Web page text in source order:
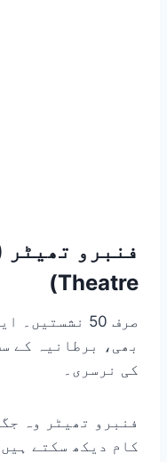
Theatre)
صرف 50
بھی، برطانیہ کے
کی نرسری۔
فنبرو تھیٹر وہ
کام دیکھ سکتے